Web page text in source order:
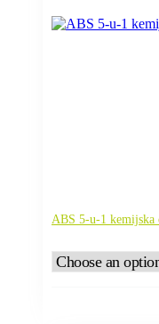
ABS 5-u-1 kemijska